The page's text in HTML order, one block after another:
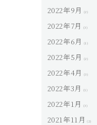
2022年9月 (2)
2022年7月 (3)
2022年6月 (1)
2022年5月 (2)
2022年4月 (3)
2022年3月 (1)
2022年1月 (3)
2021年11月 (2)